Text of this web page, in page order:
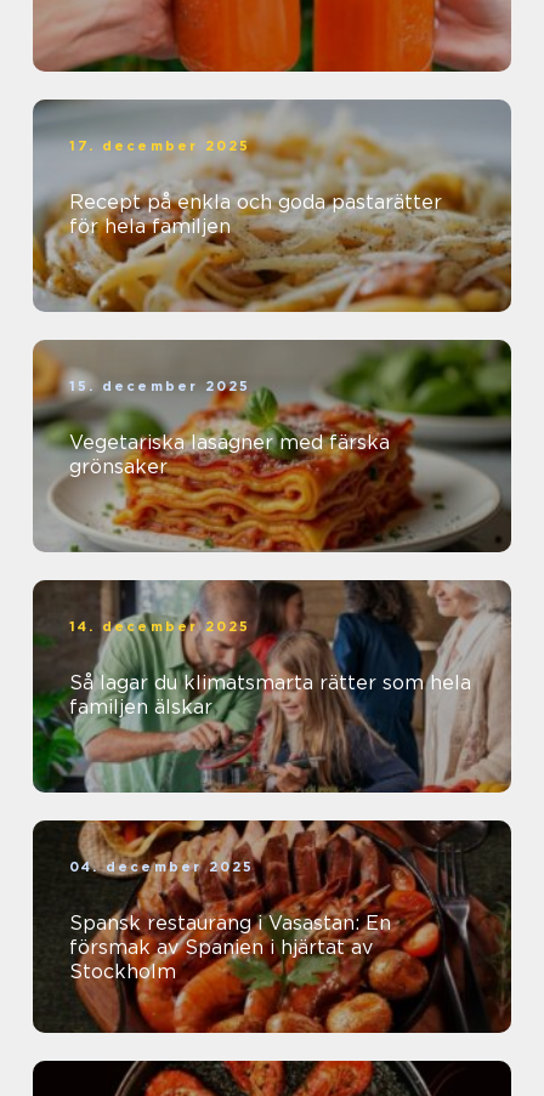
17. december 2025
Recept på enkla och goda pastarätter
för hela familjen
15. december 2025
Vegetariska lasagner med färska
grönsaker
14. december 2025
Så lagar du klimatsmarta rätter som hela
familjen älskar
04. december 2025
Spansk restaurang i Vasastan: En
försmak av Spanien i hjärtat av
Stockholm